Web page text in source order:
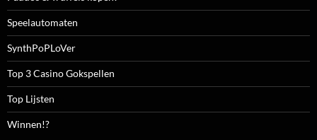
Speelautomaten
SynthPoPLoVer
Top 3 Casino Gokspellen
Top Lijsten
Winnen!?